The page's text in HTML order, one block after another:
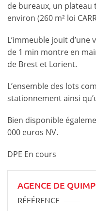
de bureaux, un plateau
environ (260 m² loi
L’immeuble jouit d’une
de 1 min montre en
de Brest et Lorient.
L’ensemble des lots
stationnement ainsi
Bien disponible
000 euros NV.
DPE En cours
AGENCE DE
RÉFÉRENCE